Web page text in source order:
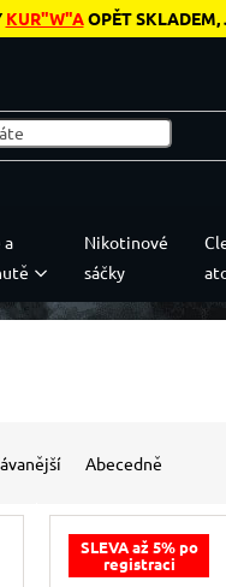
KUR"W"AOPĚT SKLADEM,
a
Nikotinové
sáčky
Abecedně
SLEVA až 5% po
registraci